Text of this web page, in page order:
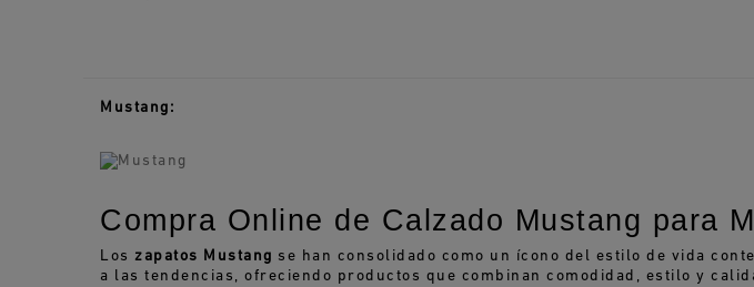
Mustang:
Compra Online de Calzado Mustang para
Los zapatos Mustang se han consolidado como un ícono del estilo de vida
a las tendencias, ofreciendo productos que combinan comodidad, estilo y